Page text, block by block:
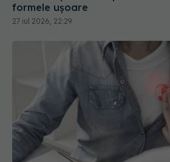
Medic cardiolog: Când pot
aritmie periculoasă. Semnele